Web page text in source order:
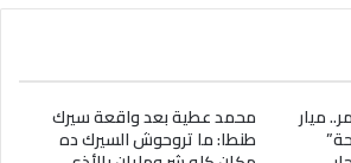
حسام ابو تماره الاكسلانس
في عالم خدمات المحمول
ميار محمد عطية بعد واقعة سيرك
طنطا: ما تروحوش السيرك ده